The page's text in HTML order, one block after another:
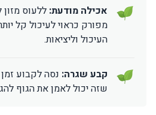
אכילה מודעת: ללעוס
מפורק כראוי לעיכול קל
העיכול וליציאות.
קבע שגרה: נסה לקבוע זמן
שזה יכול לאמן את הגוף